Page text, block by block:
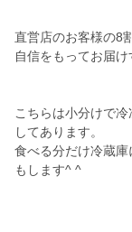
直営店のお客様の8
自信をもってお届け
こちらは小分けで
してあります。
食べる分だけ冷蔵
もします^ ^